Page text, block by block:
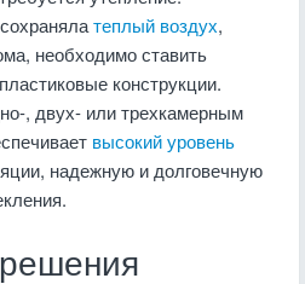
теплый воздух,
необходимо ставить
конструкции.
, двух- или трехкамерным
высокий уровень
надежную и долговечную